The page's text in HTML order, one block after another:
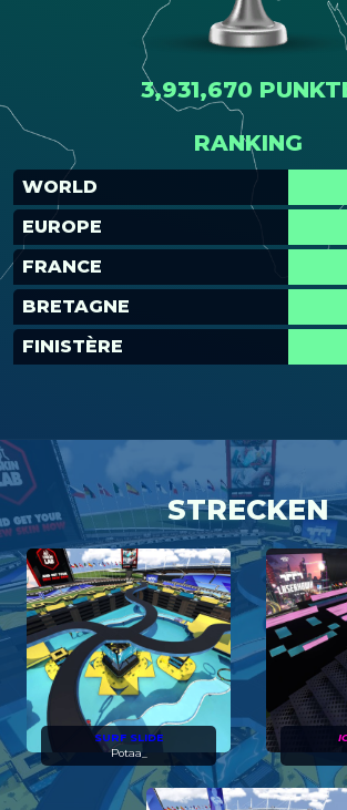
3,931,670
RANKING
WORLD
EUROPE
FRANCE
BRETAGNE
FINISTÈRE
STRECKEN
SURF SLIDE
Potaa_